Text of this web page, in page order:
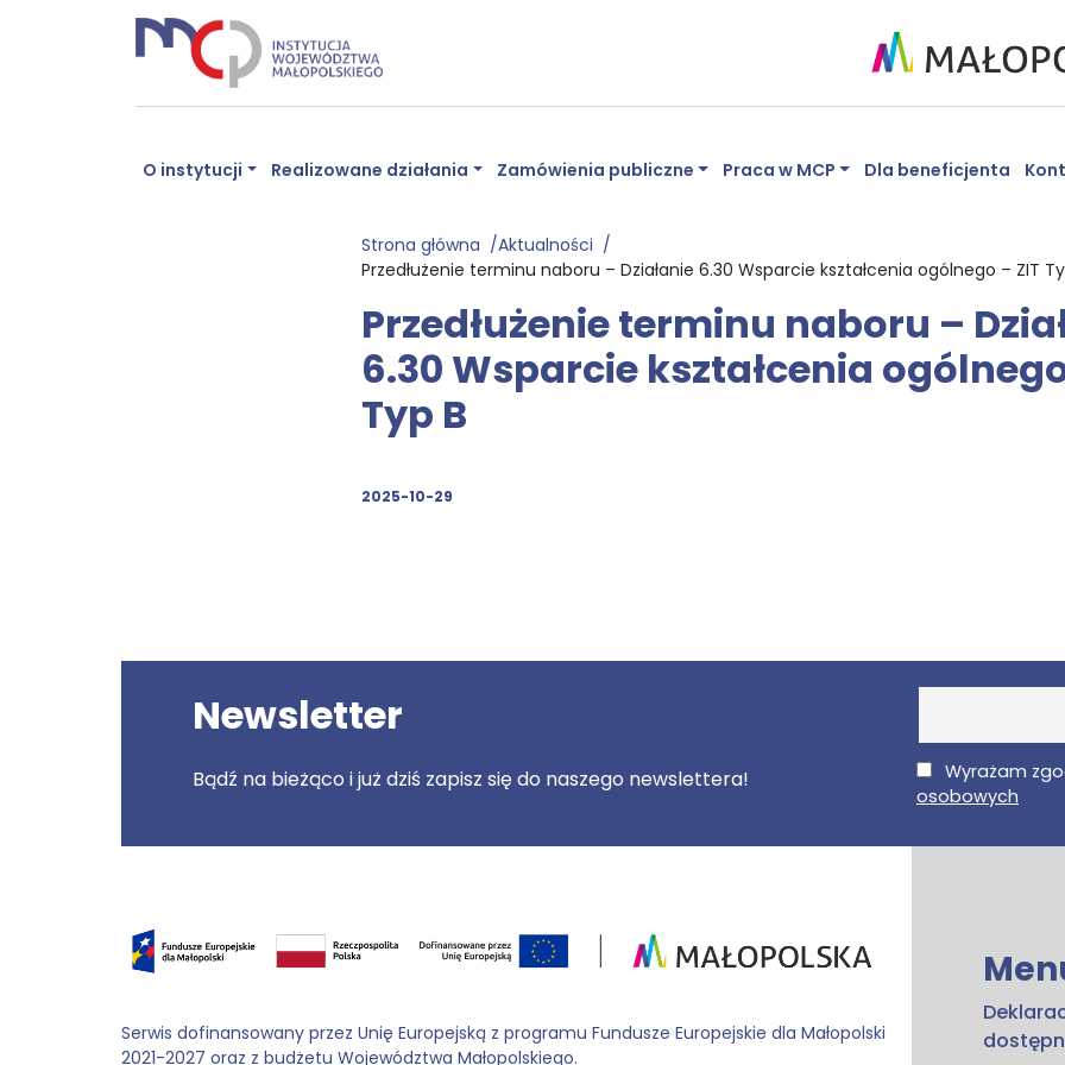
O instytucji Realizowane działania Zamówienia publiczne Praca w MCP Dla beneficjenta
Strona główna
Aktualności
Przedłużenie terminu naboru – Działanie 6.30 Wsparcie kształcenia ogólnego – ZIT
Przedłużenie terminu naboru –
6.30 Wsparcie kształcenia
Typ B
2025-10-29
Newsletter
Bądź na bieżąco i już dziś zapisz się do naszego newslettera!
E-MailWyrażam
osobowych
Serwis dofinansowany przez Unię Europejską z programu Fundusze Europejskie dla Małopolski
2021-2027 oraz z budżetu Województwa Małopolskiego.